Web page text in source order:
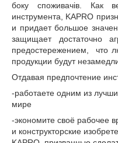
боку споживачів. Как
инструмента, KAPRO
и придает большое
защищает достаточно
предостережением, что
продукции будут
Отдавая предпочтение
-работаете одним из
мире
-экономите своё рабочее
и конструкторские